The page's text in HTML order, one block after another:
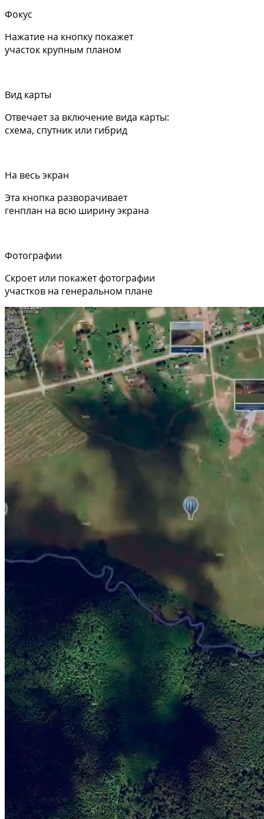
Фокус
Нажатие на кнопку покажет
участок крупным планом
Вид карты
Отвечает за включение вида карты:
схема, спутник или гибрид
На весь экран
Эта кнопка разворачивает
генплан на всю ширину экрана
Фотографии
Скроет или покажет фотографии
участков на генеральном плане